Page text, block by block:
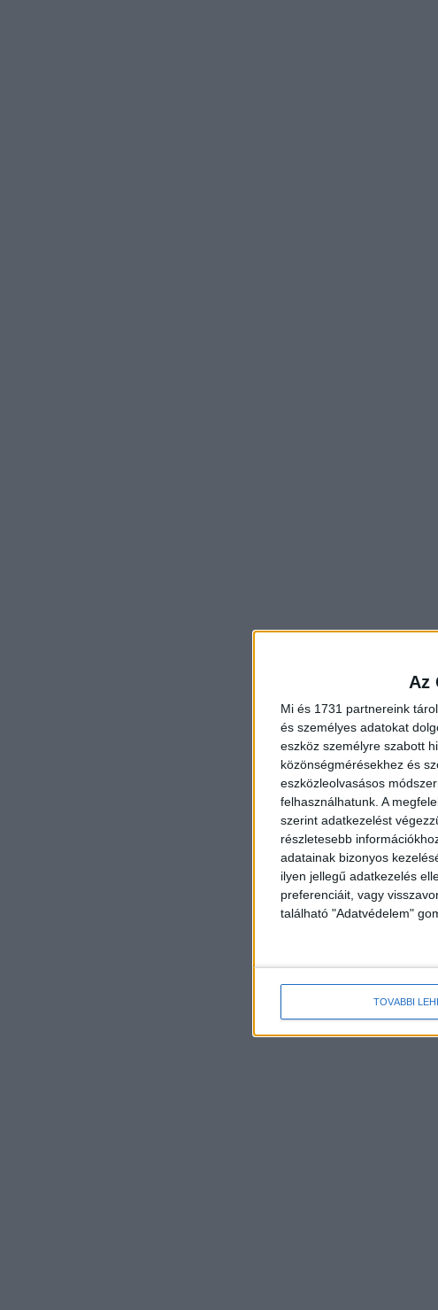
Az
Mi és 1731 partnereink
és személyes adatokat
eszköz személyre szabott
közönségmérésekhez és
eszközleolvasásos
felhasználhatunk. A
szerint adatkezelést
részletesebb
adatainak bizonyos
ilyen jellegű adatkezelés
preferenciáit, vagy
található "Adatvédelem"
TOVÁBBI